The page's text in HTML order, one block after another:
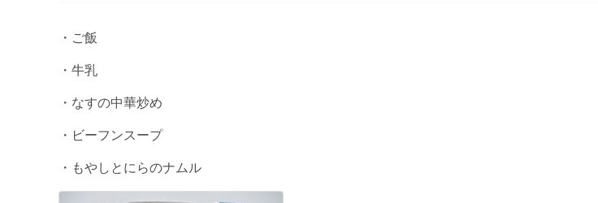
・ご飯
・牛乳
・なすの中華炒め
・ビーフンスープ
・もやしとにらのナムル